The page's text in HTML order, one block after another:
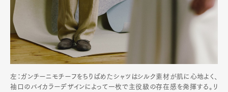
左：ガンチーニモチーフをちりばめたシャツはシルク素材が肌に心地よく、
袖口のバイカラーデザインによって一枚で主役級の存在感を発揮する。リ